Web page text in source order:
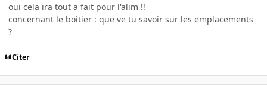
oui cela ira tout a fait pour l'alim !!
concernant le boitier : que ve tu savoir sur les emplacements
?
Citer